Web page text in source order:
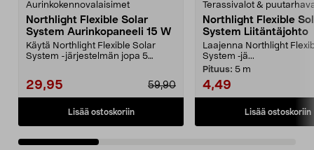
Aurinkokennovalaisimet
Northlight Flexible Solar
System Aurinkopaneeli 15 W
Käytä Northlight Flexible Solar
System -järjestelmän jopa 5
59,90
29,95
Lisää ostoskoriin
Terassivalot &
Northlight Flexible
System Liitäntäjohto
Laajenna Northlight
System ‑jä...
Pituus: 5 m
4,49
Lisää ostoskoriin